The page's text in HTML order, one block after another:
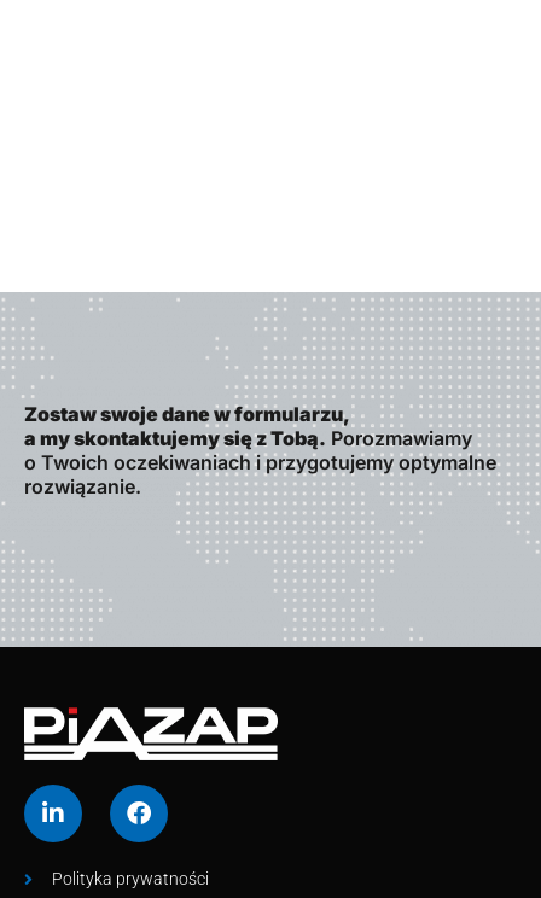
Zostaw swoje dane w formularzu,
a my skontaktujemy się z Tobą. Porozmawiamy
o Twoich oczekiwaniach i przygotujemy optymalne
rozwiązanie.
Polityka prywatności